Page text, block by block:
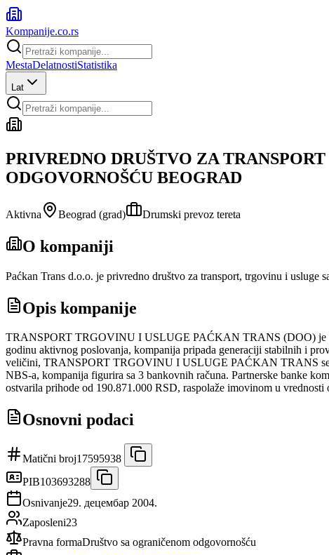
Kompanije.co.rs
MestaDelatnostiStatistika
Lat
PRIVREDNO DRUŠTVO ZA
ODGOVORNOŠĆU BEOGRAD
Aktivna Beograd (grad) Drumski prevoz tereta
O kompaniji
Paćkan Trans d.o.o. je privredno društvo za transport, trgovinu i usluge
Opis kompanije
TRANSPORT TRGOVINU I USLUGE PAĆKAN TRANS (DOO) je
godinu aktivnog poslovanja, kompanija pripada generaciji stabilnih i
veličini, TRANSPORT TRGOVINU I USLUGE PAĆKAN TRANS se
NBS-a, kompanija figurira sa 3 bankovnih računa. Partnerske banke
ostvarila prihode od 190.871.000 RSD, raspolaže imovinom u
Osnovni podaci
Matični broj17595938
PIB103693288
Osnivanje29. децембар 2004.
Zaposleni23
Pravna formaDruštvo sa ograničenom odgovornošću